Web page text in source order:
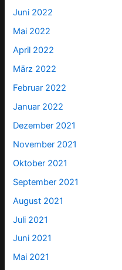
Juni 2022
Mai 2022
April 2022
März 2022
Februar 2022
Januar 2022
Dezember 2021
November 2021
Oktober 2021
September 2021
August 2021
Juli 2021
Juni 2021
Mai 2021